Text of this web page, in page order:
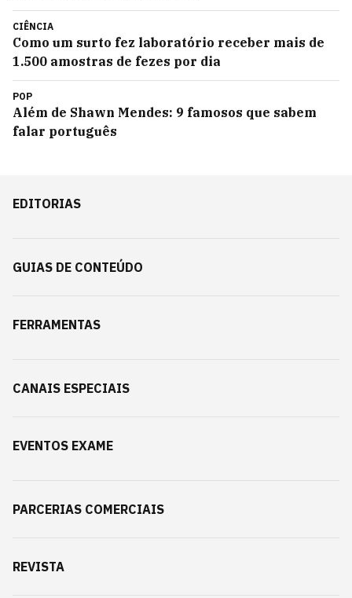
CIÊNCIA
Como um surto fez laboratório receber mais de
1.500 amostras de fezes por dia
POP
Além de Shawn Mendes: 9 famosos que sabem
falar português
EDITORIAS
GUIAS DE CONTEÚDO
FERRAMENTAS
CANAIS ESPECIAIS
EVENTOS EXAME
PARCERIAS COMERCIAIS
REVISTA